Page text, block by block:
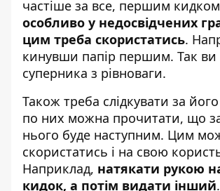
частіше за все, першим
особливо у недосвідчених
цим треба скористатись.
кинувши папір першим. Так ви
суперника з рівноваги.
Також треба слідкувати за
по них можна прочитати, що
нього буде наступним. Цим
скористатись і на свою
Наприклад, натякати рукою
кидок, а потім видати інший